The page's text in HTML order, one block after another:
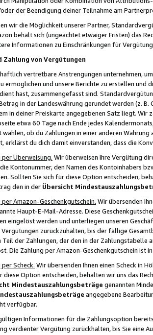
der Beendigung deiner Teilnahme am
wir die Möglichkeit unserer Partner,
behält sich (ungeachtet etwaiger Fristen) das
Informationen zu Einschränkungen für
Zahlung von Vergütungen
vertretbare Anstrengungen unternehmen,
ermöglichen und unsere Berichte zu erstellen und
hast, zusammengefasst sind.
in der Landeswährung gerundet werden (z.
in deiner Preiskarte angegebenen Satz liegt.
etwa 60 Tage nach Ende jedes
wählen, ob du Zahlungen in einer anderen
erklärst du dich damit einverstanden, dass die
Überweisung. Wir überweisen Ihre Vergütung
Kontonummer, den Namen des Kontoinhabers
Sollten Sie sich für diese Option entscheiden,
den in der Übersicht
Amazon-Geschenkgutschein. Wir übersenden
Haupt-E-Mail-Adresse. Diese
eingelöst werden und unterliegen unseren
Vergütungen zurückzuhalten, bis der fällige
Teil der Zahlungen, der den in der
Die Zahlung per Amazon-Geschenkgutschein ist
Scheck. Wir übersenden Ihnen einen Scheck in
diese Option entscheiden, behalten wir uns das
Mindestauszahlungsbeträge genannten
angegebene
verfügbar.
Informationen für die Zahlungsoption
verdienter Vergütung zurückhalten, bis Sie